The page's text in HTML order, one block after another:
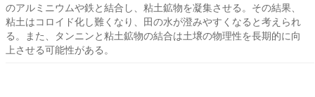
のアルミニウムや鉄と結合し、粘土鉱物を凝集させる。その結果、
粘土はコロイド化し難くなり、田の水が澄みやすくなると考えられ
る。また、タンニンと粘土鉱物の結合は土壌の物理性を長期的に向
上させる可能性がある。